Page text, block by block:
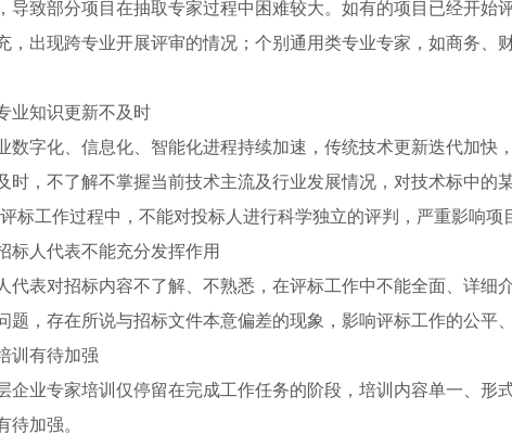
导致部分项目在抽取专家过程中困难较大。如有的项目已经开始
，出现跨专业开展评审的情况；个别通用类专业专家，如商务、
业知识更新不及时
数字化、信息化、智能化进程持续加速，传统技术更新迭代加快
时，不了解不掌握当前技术主流及行业发展情况，对技术标中的
标工作过程中，不能对投标人进行科学独立的评判，严重影响项
标人代表不能充分发挥作用
代表对招标内容不了解、不熟悉，在评标工作中不能全面、详细
题，存在所说与招标文件本意偏差的现象，影响评标工作的公平
训有待加强
企业专家培训仅停留在完成工作任务的阶段，培训内容单一、形
待加强。